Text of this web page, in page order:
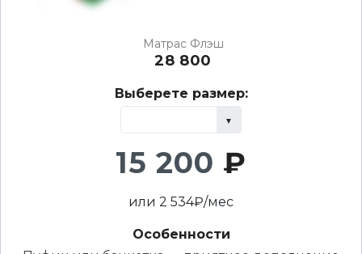
Матрас Флэш
28 800
Выберете размер:
15 200 ₽
или 2 534₽/мес
Особенности